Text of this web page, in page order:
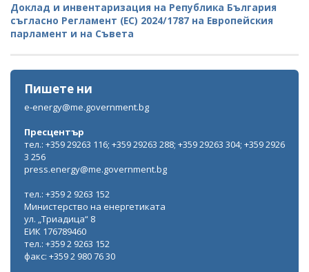
Доклад и инвентаризация на Република България
съгласно Регламент (ЕС) 2024/1787 на Европейския
парламент и на Съвета
Пишете ни
e-energy@me.government.bg
Пресцентър
тел.: +359 29263 116; +359 29263 288; +359 29263 304; +359 2926
3 256
press.energy@me.government.bg
тел.: +359 2 9263 152
Министерство на енергетиката
ул. „Триадица“ 8
ЕИК 176789460
тел.: +359 2 9263 152
факс: +359 2 980 76 30